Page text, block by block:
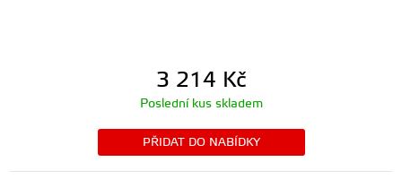
3 214 Kč
Poslední kus skladem
PŘIDAT DO NABÍDKY